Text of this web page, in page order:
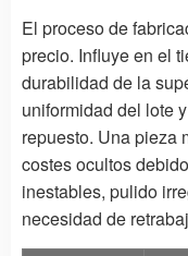
El proceso de
precio. Influye en el
durabilidad de la
uniformidad del lote
repuesto. Una pieza
costes ocultos
inestables, pulido
necesidad de